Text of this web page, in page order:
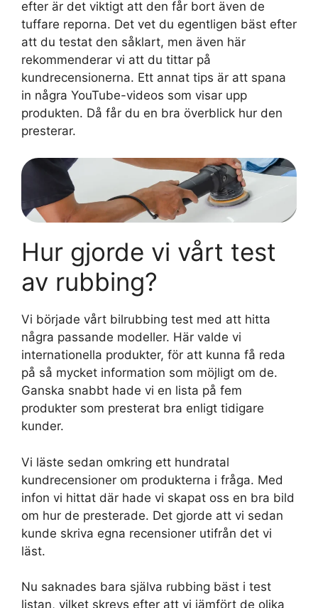
efter är det viktigt att den får bort även de
tuffare reporna. Det vet du egentligen bäst efter
att du testat den såklart, men även här
rekommenderar vi att du tittar på
kundrecensionerna. Ett annat tips är att spana
in några YouTube-videos som visar upp
produkten. Då får du en bra överblick hur den
presterar.
Hur gjorde vi vårt test
av rubbing?
Vi började vårt bilrubbing test med att hitta
några passande modeller. Här valde vi
internationella produkter, för att kunna få reda
på så mycket information som möjligt om de.
Ganska snabbt hade vi en lista på fem
produkter som presterat bra enligt tidigare
kunder.
Vi läste sedan omkring ett hundratal
kundrecensioner om produkterna i fråga. Med
infon vi hittat där hade vi skapat oss en bra bild
om hur de presterade. Det gjorde att vi sedan
kunde skriva egna recensioner utifrån det vi
läst.
Nu saknades bara själva rubbing bäst i test
listan, vilket skrevs efter att vi jämfört de olika